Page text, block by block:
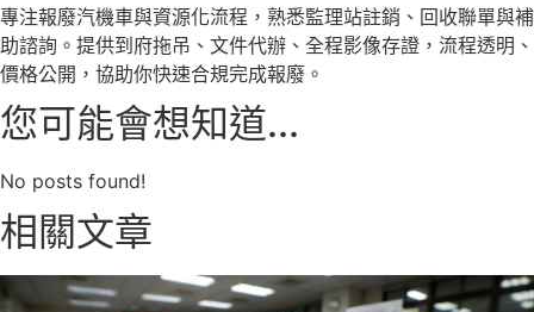
專注報廢汽機車與資源化流程，熟悉監理站註銷、回收聯單與補
助諮詢。提供到府拖吊、文件代辦、全程影像存證，流程透明、
價格公開，協助你快速合規完成報廢。
您可能會想知道...
No posts found!
相關文章